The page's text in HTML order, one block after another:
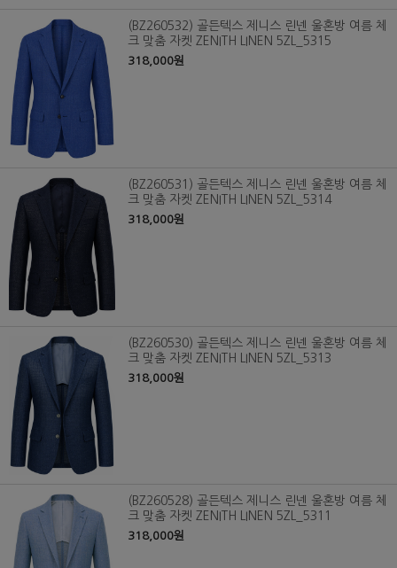
(BZ260532) 골든텍스 제니스 린넨 울혼방 여름 체
크 맞춤 자켓 ZENITH LINEN 5ZL_5315
318,000원
(BZ260531) 골든텍스 제니스 린넨 울혼방 여름 체
크 맞춤 자켓 ZENITH LINEN 5ZL_5314
318,000원
(BZ260530) 골든텍스 제니스 린넨 울혼방 여름 체
크 맞춤 자켓 ZENITH LINEN 5ZL_5313
318,000원
(BZ260528) 골든텍스 제니스 린넨 울혼방 여름 체
크 맞춤 자켓 ZENITH LINEN 5ZL_5311
318,000원